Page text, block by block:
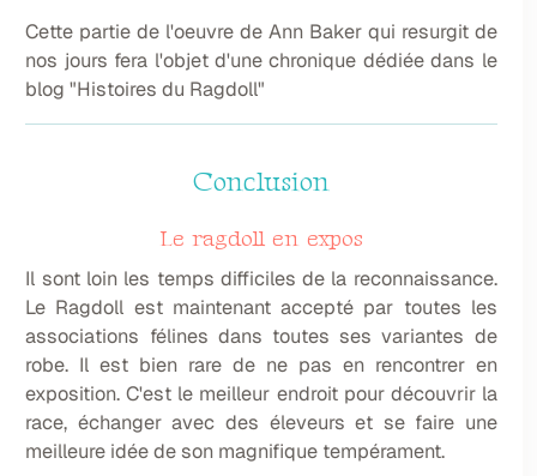
Cette partie de l'oeuvre de Ann Baker qui resurgit de
nos jours fera l'objet d'une chronique dédiée dans le
blog "Histoires du Ragdoll"
Conclusion
Le ragdoll en expos
Il sont loin les temps difficiles de la reconnaissance.
Le Ragdoll est maintenant accepté par toutes les
associations félines dans toutes ses variantes de
robe. Il est bien rare de ne pas en rencontrer en
exposition. C'est le meilleur endroit pour découvrir la
race, échanger avec des éleveurs et se faire une
meilleure idée de son magnifique tempérament.